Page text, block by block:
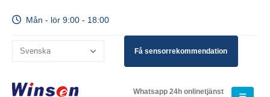
Mån - lör 9:00 - 18:00
Få sensorrekommendation
Whatsapp 24h onlinetjänst